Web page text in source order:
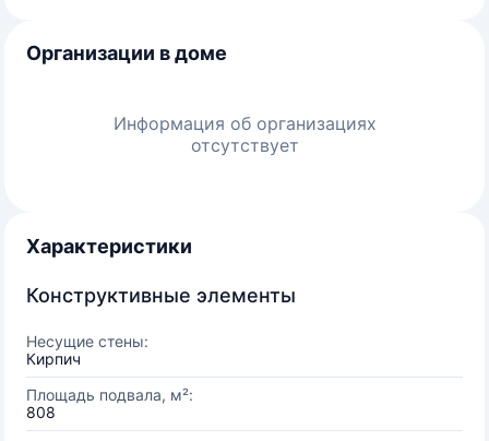
Организации в доме
Информация об организациях
отсутствует
Характеристики
Конструктивные элементы
Несущие стены:
Кирпич
Площадь подвала, м²:
808